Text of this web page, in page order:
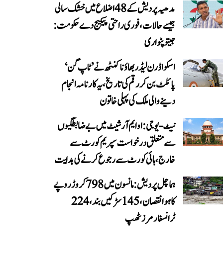
مدھیہ پردیش کے 48 اضلاع میں خشک سالی
جیسے حالات، فوری راحتی پیکیج دے حکومت:
جیتو پٹواری
اسکواڈرن لیڈر بھاؤنا کنٹھ نے ’ٹاپ گن‘
پائلٹ بن کر رقم کی تاریخ، یہ کارنامہ انجام
دینے والی ملک کی پہلی خاتون
نیٹ-یو جی: او ایم آر شیٹ میں بے ضابطگیوں
سے متعلق درخواست سپریم کورٹ سے
خارج، ہائی کورٹ سے رجوع کرنے کی ہدایت
ہماچل پردیش: مانسون میں 798 کروڑ روپے
کا ہوا نقصان، 145 سڑکیں بند، 224
ٹرانسفارمرز ٹھپ